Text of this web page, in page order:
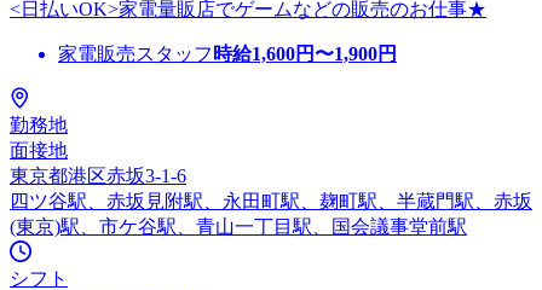
<日払いOK>家電量販店でゲームなどの販売のお仕事★
家電販売スタッフ 時給1,600円〜1,900円
勤務地
面接地
東京都港区赤坂3-1-6
四ツ谷駅、赤坂見附駅、永田町駅、麹町駅、半蔵門駅、赤坂
(東京)駅、市ケ谷駅、青山一丁目駅、国会議事堂前駅
シフト